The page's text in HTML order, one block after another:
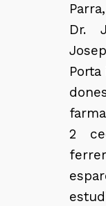
Dr.
2